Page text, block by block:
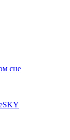
сне